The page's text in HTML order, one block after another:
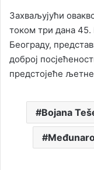
Захваљујући
током три дана 45.
Београду,
доброј
предстојеће
Bojana